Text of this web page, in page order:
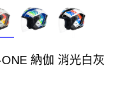
納伽 消光白灰